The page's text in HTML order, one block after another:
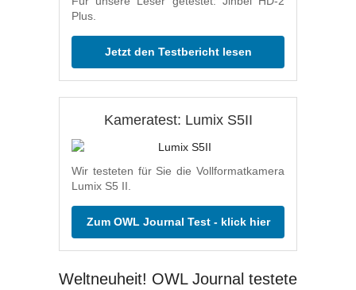
Plus.
Jetzt den Testbericht lesen
Kameratest: Lumix S5II
Wir testeten für Sie die Vollformatkamera
Lumix S5 II.
Zum OWL Journal Test - klick hier
Weltneuheit! OWL Journal testete